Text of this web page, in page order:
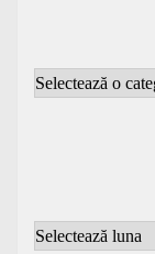
Categorii
Arhive